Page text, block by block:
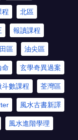
程 北區
報讀課程
區 油尖區
命 玄學奇異過案
斗數課程 荃灣區
風水古書新譯
風水進階學理